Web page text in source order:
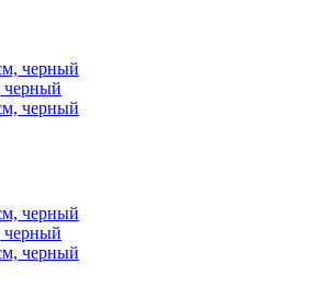
черный
черный